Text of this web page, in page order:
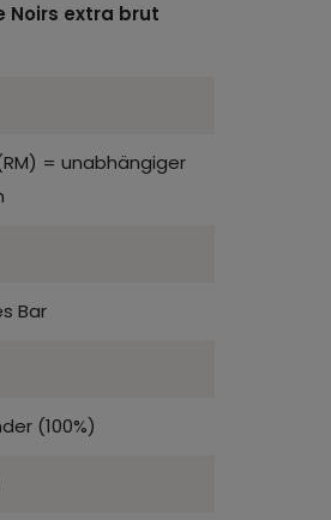
Noirs extra brut
= unabhängiger
Bar
(100%)